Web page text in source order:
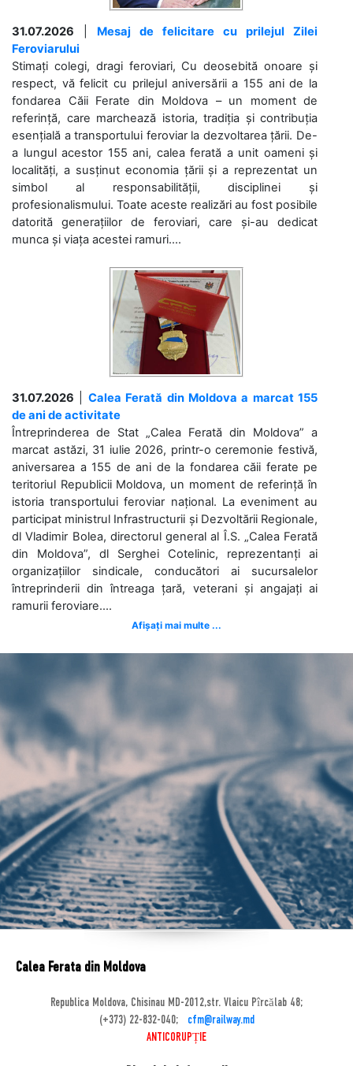
31.07.2026
Mesaj de felicitare cu prilejul Zilei
Feroviarului
Stimați colegi, dragi feroviari, Cu deosebită onoare și
respect, vă felicit cu prilejul aniversării a 155 ani de la
fondarea Căii Ferate din Moldova – un moment de
referință, care marchează istoria, tradiția și contribuția
esențială a transportului feroviar la dezvoltarea țării. De-
a lungul acestor 155 ani, calea ferată a unit oameni și
localități, a susținut economia țării și a reprezentat un
simbol al responsabilității, disciplinei și
profesionalismului. Toate aceste realizări au fost posibile
datorită generațiilor de feroviari, care și-au dedicat
munca și viața acestei ramuri....
31.07.2026
Calea Ferată din Moldova a marcat 155
de ani de activitate
Întreprinderea de Stat „Calea Ferată din Moldova” a
marcat astăzi, 31 iulie 2026, printr-o ceremonie festivă,
aniversarea a 155 de ani de la fondarea căii ferate pe
teritoriul Republicii Moldova, un moment de referință în
istoria transportului feroviar național. La eveniment au
participat ministrul Infrastructurii și Dezvoltării Regionale,
dl Vladimir Bolea, directorul general al Î.S. „Calea Ferată
din Moldova”, dl Serghei Cotelinic, reprezentanți ai
organizațiilor sindicale, conducători ai sucursalelor
întreprinderii din întreaga țară, veterani și angajați ai
ramurii feroviare....
Afișați mai multe ...
Calea Ferata din Moldova
Republica Moldova, Chisinau MD-2012,str. Vlaicu Pîrcălab 48;
(+373) 22-832-040;
cfm@railway.md
ANTICORUPȚIE